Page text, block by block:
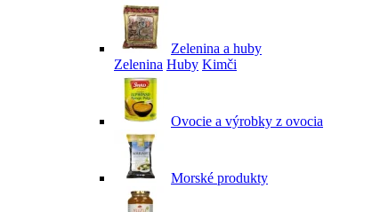
Zelenina a huby
Zelenina Huby Kimči
Ovocie a výrobky z ovocia
Morské produkty